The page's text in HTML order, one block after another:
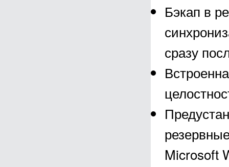
Бэкап в
сразу
Microsoft